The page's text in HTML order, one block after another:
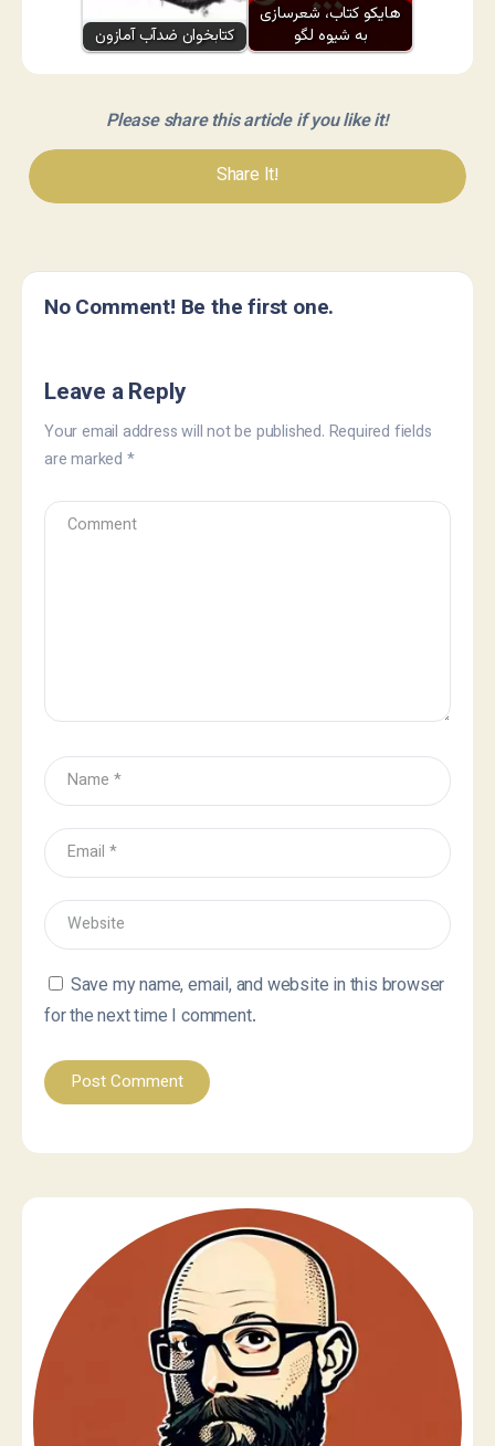
کتابخوان ضدآب آمازون
هایکو کتاب، شعرسازی
به شیوه لگو
Please share this article if you like it!
Share It!
No Comment! Be the first one.
Leave a Reply
Your email address will not be published. Required fields
are marked *
Save my name, email, and website in this browser
for the next time I comment.